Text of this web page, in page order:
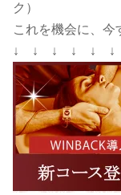
ク）
これを機会に、今
↓ ↓ ↓ ↓ ↓ ↓